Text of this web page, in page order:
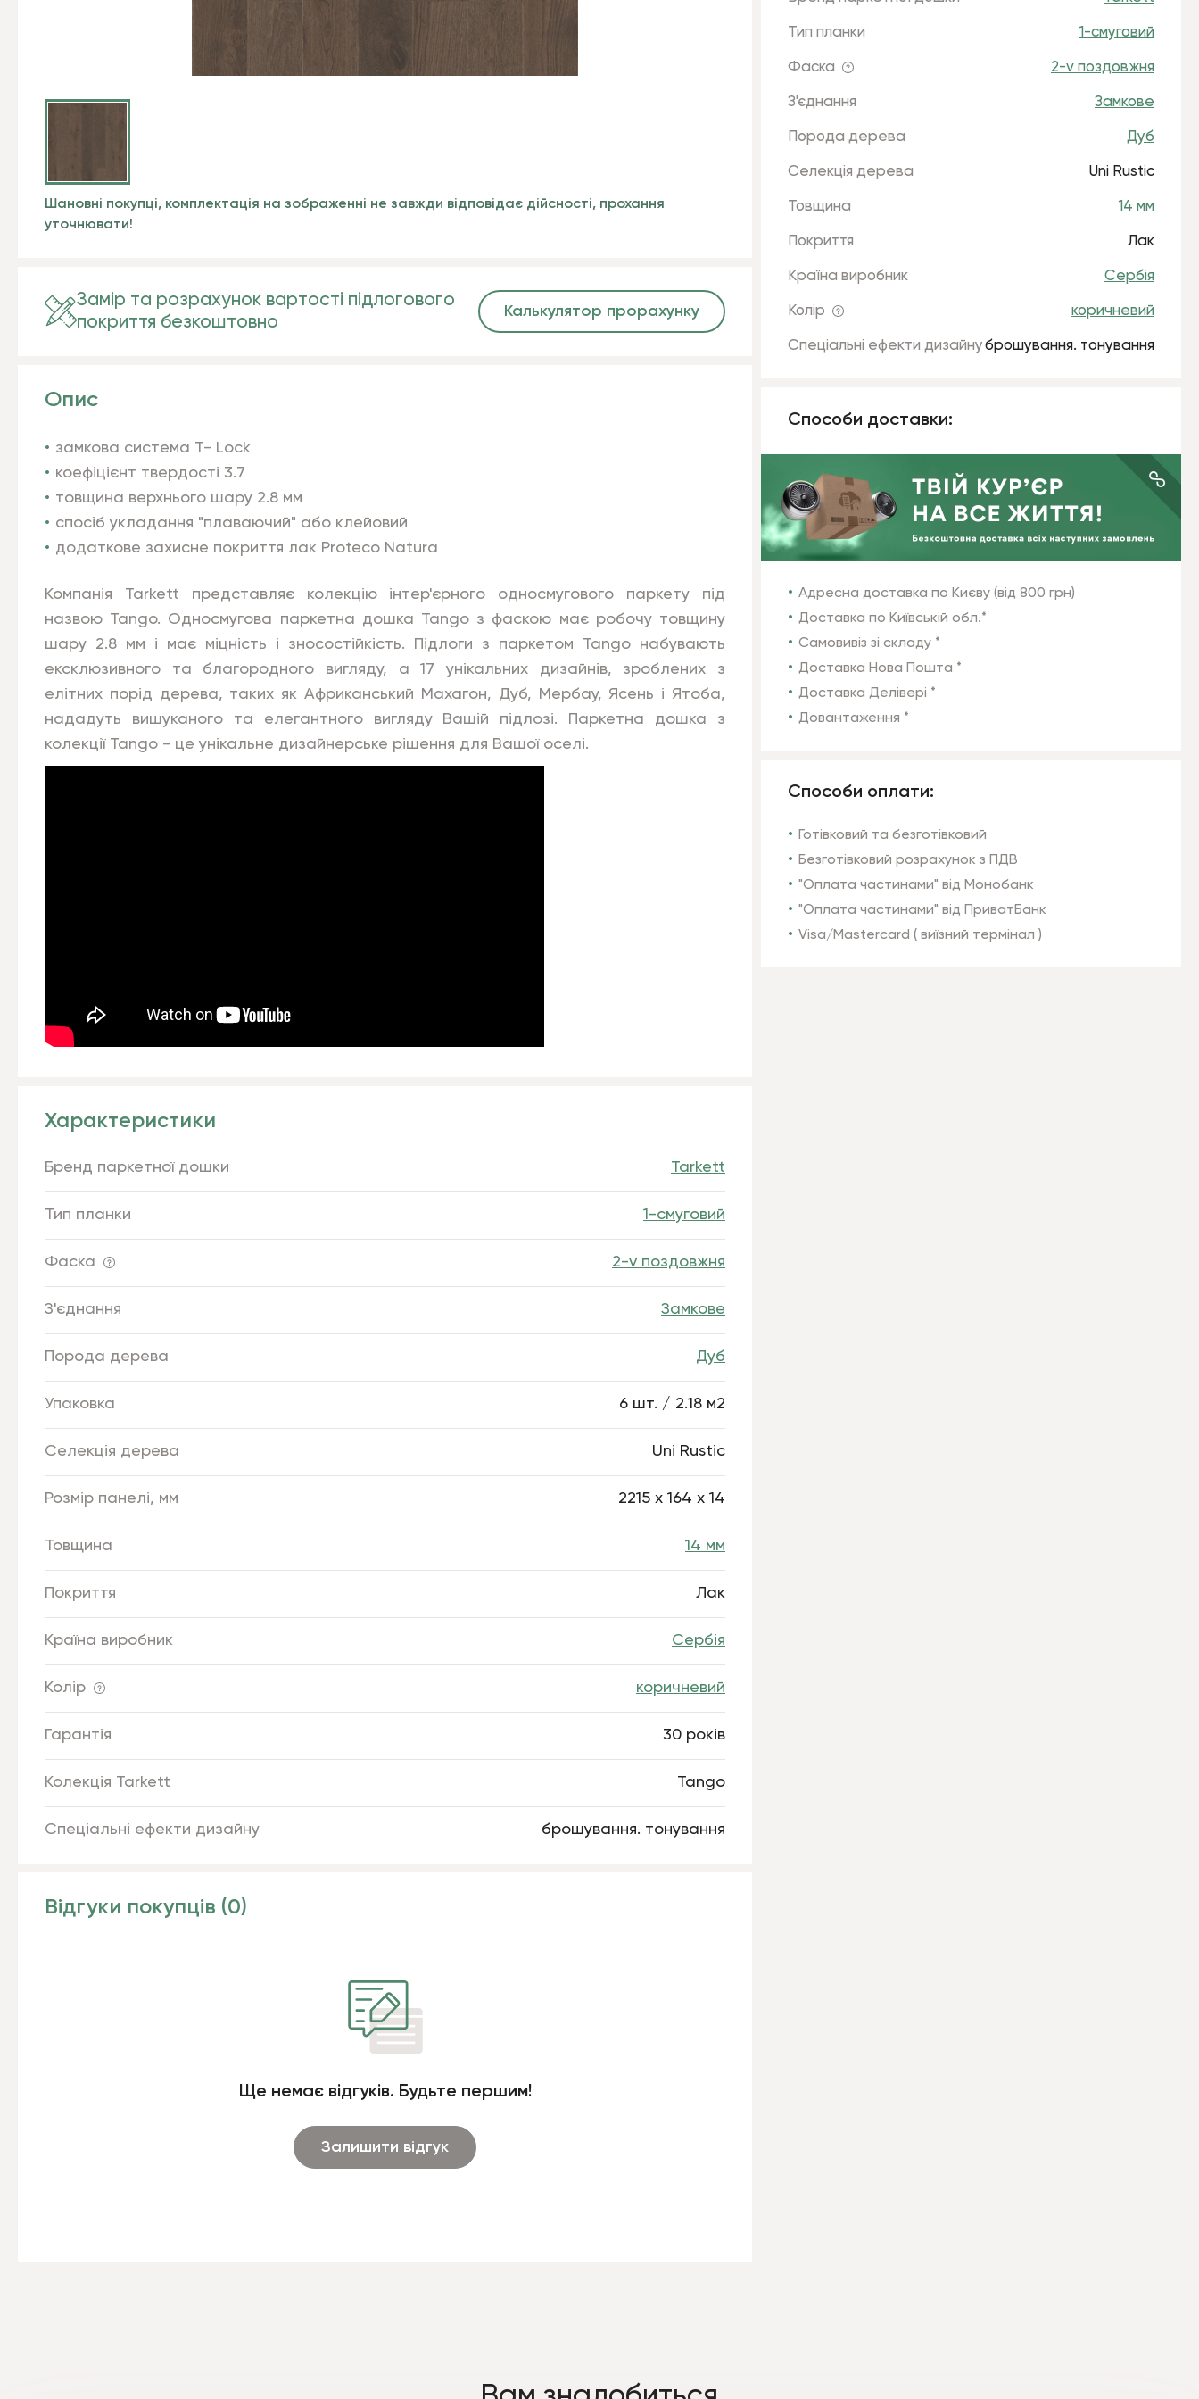
Шановні покупці, комплектація на зображенні не завжди відповідає дійсності, прохання
уточнювати!
Тип планки 1-смуговий
Фаска 2-v поздовжня
З'єднання Замкове
Порода дерева Дуб
Селекція дерева Uni Rustic
Товщина 14 мм
Покриття Лак
Країна виробник Сербія
Колір коричневий
Спеціальні ефекти дизайнуброшування. тонування
Способи доставки:
Адресна доставка по Києву (від 800 грн)
Доставка по Київській обл.*
Самовивіз зі складу *
Доставка Нова Пошта *
Доставка Делівері *
Довантаження *
Способи оплати:
Готівковий та безготівковий
Безготівковий розрахунок з ПДВ
"Оплата частинами" від Монобанк
"Оплата частинами" від ПриватБанк
Visa/Mastercard ( виїзний термінал )
Замір та розрахунок вартості підлогового
покриття безкоштовно
Калькулятор прорахунку
Опис
замкова система T- Lock
коефіцієнт твердості 3.7
товщина верхнього шару 2.8 мм
спосіб укладання "плаваючий" або клейовий
додаткове захисне покриття лак Proteco Natura
Компанія Tarkett представляє колекцію інтер'єрного односмугового паркету під
назвою Tango. Односмугова паркетна дошка Tango з фаскою має робочу товщину
шару 2.8 мм і має міцність і зносостійкість. Підлоги з паркетом Tango набувають
ексклюзивного та благородного вигляду, а 17 унікальних дизайнів, зроблених з
елітних порід дерева, таких як Африканський Махагон, Дуб, Мербау, Ясень і Ятоба,
нададуть вишуканого та елегантного вигляду Вашій підлозі. Паркетна дошка з
колекції Tango - це унікальне дизайнерське рішення для Вашої оселі.
Характеристики
Бренд паркетної дошки Tarkett
Тип планки 1-смуговий
Фаска 2-v поздовжня
З'єднання Замкове
Порода дерева Дуб
Упаковка 6 шт. / 2.18 м2
Селекція дерева Uni Rustic
Розмір панелі, мм 2215 х 164 х 14
Товщина 14 мм
Покриття Лак
Країна виробник Сербія
Колір коричневий
Гарантія 30 років
Колекція Tarkett Tango
Спеціальні ефекти дизайну брошування. тонування
Відгуки покупців (0)
Ще немає відгуків. Будьте першим!
Залишити відгук